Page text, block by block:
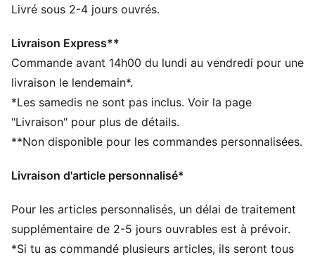
parfaitement avec un jean, une robe ou un jogging.
chic intemporel.
Basket noir pour femme :
un choix parfait pour celles qui recherchent une
chaussure passe-partout et élégante. Elles se marient
facilement avec toutes les tenues et apportent une
DÉTAILS
Tige en cuir
Empiècement synthétique sur le talon et les œillets en
textile
Livré sous 2-4 jours ouvrés.
Livraison Express**
Commande avant 14h00 du lundi au vendredi pour une
livraison le lendemain*.
*Les samedis ne sont pas inclus. Voir la page
"Livraison" pour plus de détails.
**Non disponible pour les commandes personnalisées.
Livraison d'article personnalisé*
Pour les articles personnalisés, un délai de traitement
supplémentaire de 2-5 jours ouvrables est à prévoir.
*Si tu as commandé plusieurs articles, ils seront tous